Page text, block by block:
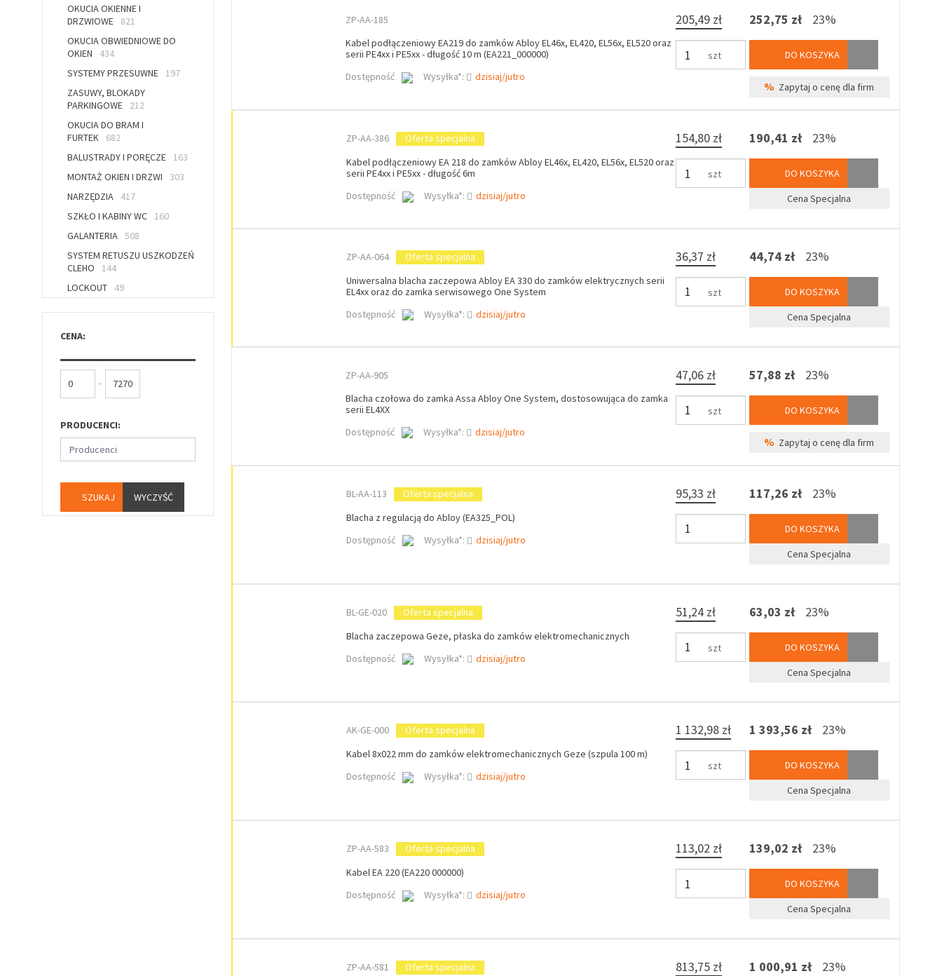
OKUCIA OKIENNE I
DRZWIOWE
821
OKUCIA OBWIEDNIOWE DO
OKIEN
434
SYSTEMY PRZESUWNE
197
ZASUWY, BLOKADY
PARKINGOWE
212
OKUCIA DO BRAM I
FURTEK
682
BALUSTRADY I PORĘCZE
163
MONTAŻ OKIEN I DRZWI
303
NARZĘDZIA
417
SZKŁO I KABINY WC
160
GALANTERIA 508
SYSTEM RETUSZU USZKODZEŃ
CLEHO
144
LOCKOUT
49
CENA:
-
PRODUCENCI:
Producenci
WYCZYŚĆ
ZP-AA-185
Kabel podłączeniowy EA219 do zamków Abloy EL46x, EL420, EL56x, EL520 oraz
serii PE4xx i PE5xx - długość 10 m (EA221_000000)
Dostępność
Wysyłka*: dzisiaj/jutro
205,49 zł
szt
252,75 zł 23%
DO KOSZYKA
% Zapytaj o cenę dla firm
ZP-AA-386
Oferta specjalna
Kabel podłączeniowy EA 218 do zamków Abloy EL46x, EL420, EL56x, EL520 oraz
serii PE4xx i PE5xx - długość 6m
Dostępność
Wysyłka*: dzisiaj/jutro
154,80 zł
szt
190,41 zł 23%
DO KOSZYKA
Cena Specjalna
ZP-AA-064
Oferta specjalna
Uniwersalna blacha zaczepowa Abloy EA 330 do zamków elektrycznych serii
EL4xx oraz do zamka serwisowego One System
Dostępność
Wysyłka*: dzisiaj/jutro
36,37 zł
szt
44,74 zł 23%
DO KOSZYKA
Cena Specjalna
ZP-AA-905
Blacha czołowa do zamka Assa Abloy One System, dostosowująca do zamka
serii EL4XX
Dostępność
Wysyłka*: dzisiaj/jutro
47,06 zł
szt
57,88 zł 23%
DO KOSZYKA
% Zapytaj o cenę dla firm
BL-AA-113
Oferta specjalna
Blacha z regulacją do Abloy (EA325_POL)
Dostępność
Wysyłka*: dzisiaj/jutro
95,33 zł 117,26 zł 23%
DO KOSZYKA
Cena Specjalna
BL-GE-020
Oferta specjalna
Blacha zaczepowa Geze, płaska do zamków elektromechanicznych
Dostępność
Wysyłka*: dzisiaj/jutro
51,24 zł
szt
63,03 zł 23%
DO KOSZYKA
Cena Specjalna
AK-GE-000
Oferta specjalna
Kabel 8x022 mm do zamków elektromechanicznych Geze (szpula 100 m)
Dostępność
Wysyłka*: dzisiaj/jutro
1 132,98 zł
szt
1 393,56 zł 23%
DO KOSZYKA
Cena Specjalna
ZP-AA-583
Oferta specjalna
Kabel EA 220 (EA220 000000)
Dostępność
Wysyłka*: dzisiaj/jutro
113,02 zł 139,02 zł 23%
DO KOSZYKA
Cena Specjalna
ZP-AA-581
Oferta specjalna
813,75 zł 1 000,91 zł 23%